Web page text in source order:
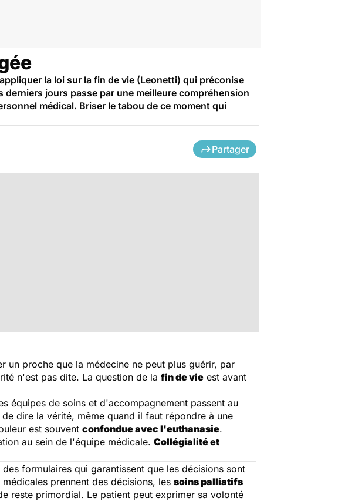
la loi sur la fin de vie (Leonetti) qui préconise
jours passe par une meilleure compréhension
médical. Briser le tabou de ce moment qui
Partager
un proche que la médecine ne peut plus guérir, par
n'est pas dite. La question de la fin de vie est avant
équipes de soins et d'accompagnement passent au
dire la vérité, même quand il faut répondre à une
est souvent confondue avec l'euthanasie.
au sein de l'équipe médicale. Collégialité et
formulaires qui garantissent que les décisions sont
prennent des décisions, les soins palliatifs
reste primordial. Le patient peut exprimer sa volonté